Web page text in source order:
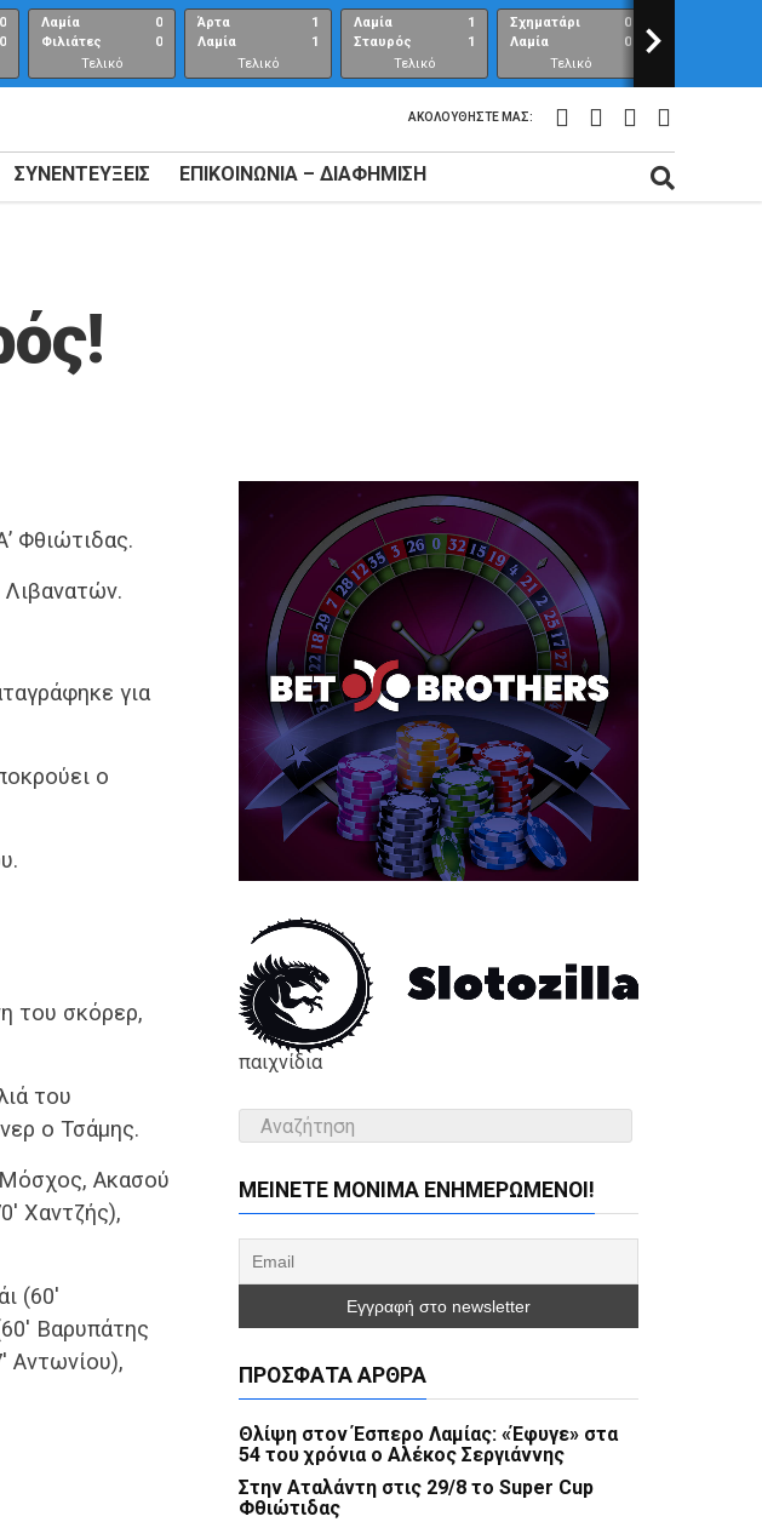
0
0
Λαμία
Φιλιάτες
0
0
Τελικό
Αποτέλεσμα
Άρτα
Λαμία
1
1
Τελικό
αποτέλεσμα
Λαμία
Σταυρός
1
1
Τελικό
αποτέλεσμα
Σχηματάρι
Λαμία
0
0
Τελικό
αποτέλεσμα
>
ΑΚΟΛΟΥΘΉΣΤΕ ΜΑΣ:
ΣΥΝΕΝΤΕΎΞΕΙΣ ΕΠΙΚΟΙΝΩΝΊΑ – ΔΙΑΦΉΜΙΣΗ
Φθιώτιδας.
για
ο
του σκόρερ,
του
ο Τσάμης.
Ακασού
Χαντζής),
(60′
Βαρυπάτης
Αντωνίου),
παιχνίδια
ΜΕΊΝΕΤΕ ΜΌΝΙΜΑ ΕΝΗΜΕΡΏΜΕΝΟΙ!
ΠΡΌΣΦΑΤΑ ΆΡΘΡΑ
Θλίψη στον Έσπερο Λαμίας: «Έφυγε» στα
54 του χρόνια ο Αλέκος Σεργιάννης
Στην Αταλάντη στις 29/8 το Super Cup
Φθιώτιδας